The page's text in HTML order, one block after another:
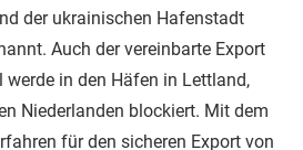
der ukrainischen Hafenstadt
Auch der vereinbarte Export
in den Häfen in Lettland,
Niederlanden blockiert. Mit dem
für den sicheren Export von